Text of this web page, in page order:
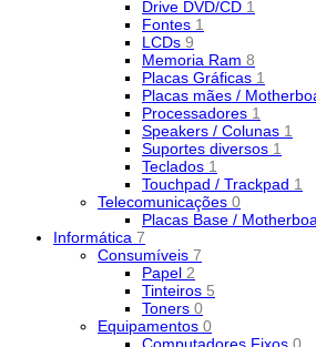
Drive DVD/CD 1
Fontes 1
LCDs 9
Memoria Ram 8
Placas Gráficas 1
Placas mães /
Processadores 1
Speakers / Colunas 1
Suportes diversos 1
Teclados 1
Touchpad / Trackpad 1
Telecomunicações 0
Placas Base /
Informática 7
Consumíveis 7
Papel 2
Tinteiros 5
Toners 0
Equipamentos 0